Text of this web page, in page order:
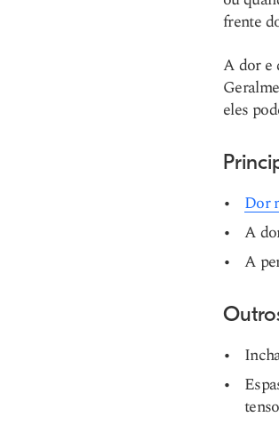
frente
A dor e
eles
Dor
A
A